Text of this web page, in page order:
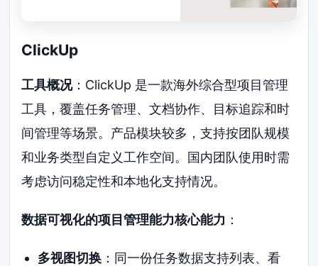
ClickUp
工具概况：ClickUp 是一款海外综合型项目管理
工具，覆盖任务管理、文档协作、目标追踪和时
间管理等场景。产品模块较多，支持按团队规模
和业务类型自定义工作空间。国内团队使用时需
考虑访问稳定性和本地化支持情况。
数据可视化的项目管理能力核心能力 ：
多视图切换：同一份任务数据支持列表、看